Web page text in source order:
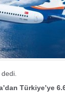
Türkiye’ye